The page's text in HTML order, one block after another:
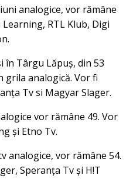
analogice, vor rămâne
RTL Klub, Digi
în Târgu Lăpuș, din 53
grila analogică. Vor fi
Tv si Magyar Slager.
vor rămâne 49. Vor
și Etno Tv.
analogice, vor rămâne 54.
Speranța Tv și H!T